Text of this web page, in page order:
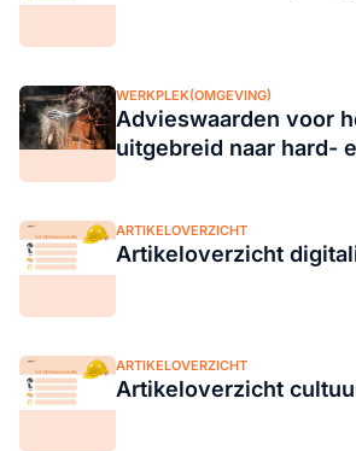
WERKPLEK(OMGEVING)
Advieswaarden voor
uitgebreid naar hard-
ARTIKELOVERZICHT
Artikeloverzicht
ARTIKELOVERZICHT
Artikeloverzicht